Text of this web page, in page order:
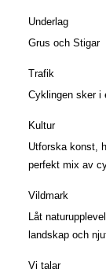
Underlag
Grus och Stigar
Trafik
Cyklingen sker i
Kultur
Utforska konst,
perfekt mix av
Vildmark
Låt
landskap och
Vi talar